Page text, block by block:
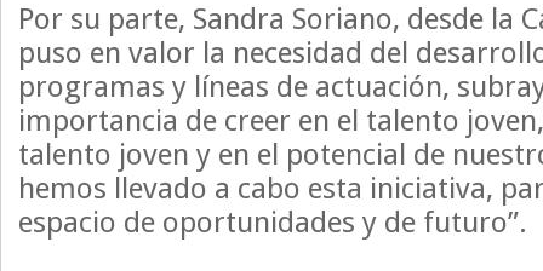
Por su parte, Sandra Soriano, desde la
puso en valor la necesidad del
programas y líneas de actuación,
importancia de creer en el talento
talento joven y en el potencial de
hemos llevado a cabo esta iniciativa,
espacio de oportunidades y de futuro”.